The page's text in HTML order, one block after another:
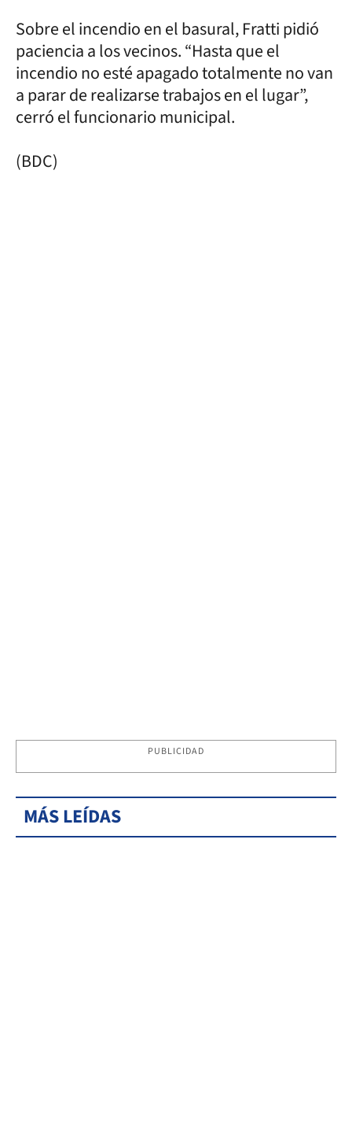
Sobre el incendio en el basural, Fratti pidió
paciencia a los vecinos. “Hasta que el
incendio no esté apagado totalmente no van
a parar de realizarse trabajos en el lugar”,
cerró el funcionario municipal.
(BDC)
PUBLICIDAD
MÁS LEÍDAS